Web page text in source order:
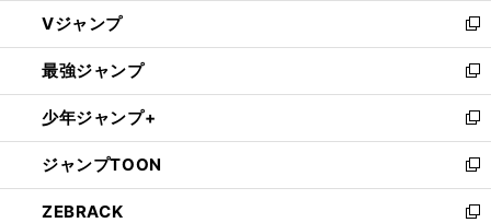
ィ
ン
ド
ウ
で
開
く
し
い
ウ
ィ
ン
ド
ウ
で
開
く
Vジャンプ
新
し
い
ウ
ィ
ン
ド
ウ
で
最強ジャンプ
新
し
い
ウ
ィ
ン
ド
少年ジャンプ+
新
し
い
ウ
ィ
ジャンプTOON
新
し
い
ZEBRACK
新